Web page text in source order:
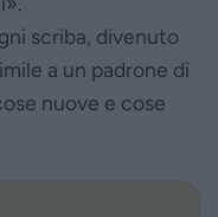
scriba, divenuto
a un padrone di
nuove e cose